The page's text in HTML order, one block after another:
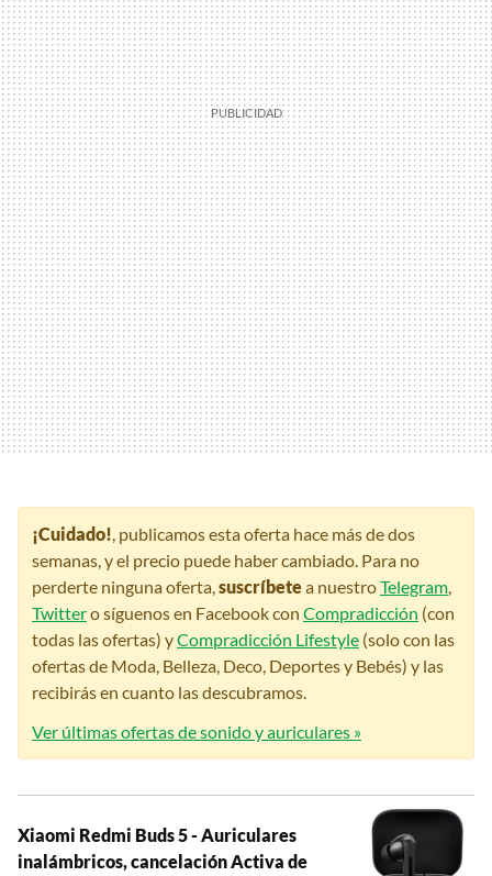
¡Cuidado!, publicamos esta oferta hace más de dos
semanas, y el precio puede haber cambiado. Para no
perderte ninguna oferta,suscríbetea nuestroTelegram,
Twittero síguenos en Facebook con Compradicción (con
todas las ofertas) yCompradicción Lifestyle (solo con las
ofertas de Moda, Belleza, Deco, Deportes y Bebés) y las
recibirás en cuanto las descubramos.
Ver últimas ofertas de sonido y auriculares »
Xiaomi Redmi Buds 5 - Auriculares
inalámbricos, cancelación Activa de